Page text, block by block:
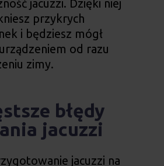
jacuzzi. Dzięki niej
przykrych
i będziesz mógł
od razu
zimy.
błędy
jacuzzi
jacuzzi na